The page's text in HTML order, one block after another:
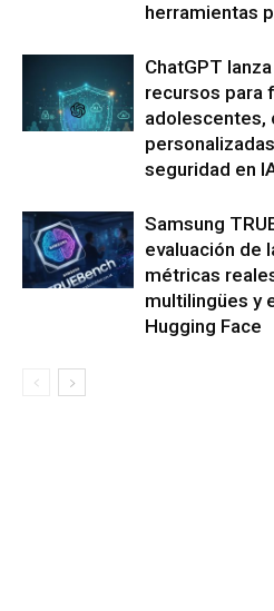
herramientas
ChatGPT
recursos para
adolescentes,
seguridad en
Samsung
evaluación de
métricas
multilingües y
Hugging Face